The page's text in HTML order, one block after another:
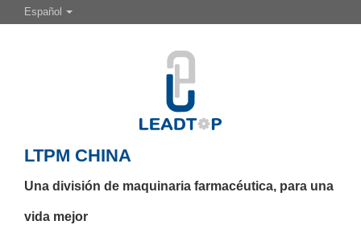
Español
LTPM CHINA
Una división de maquinaria farmacéutica, para una
vida mejor